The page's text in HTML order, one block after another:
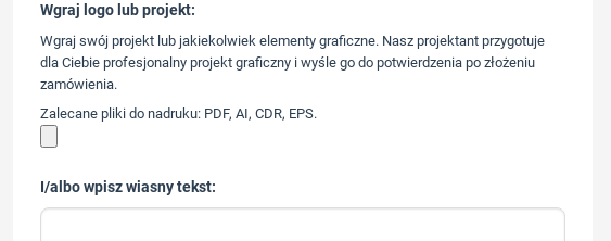
573 568 217
Wgraj logo lub projekt:
Wgraj swój projekt lub jakiekolwiek elementy graficzne. Nasz projektant przygotuje
dla Ciebie profesjonalny projekt graficzny i wyśle go do potwierdzenia po złożeniu
zamówienia.
Zalecane pliki do nadruku: PDF, AI, CDR, EPS.
I/albo wpisz wiasny tekst: